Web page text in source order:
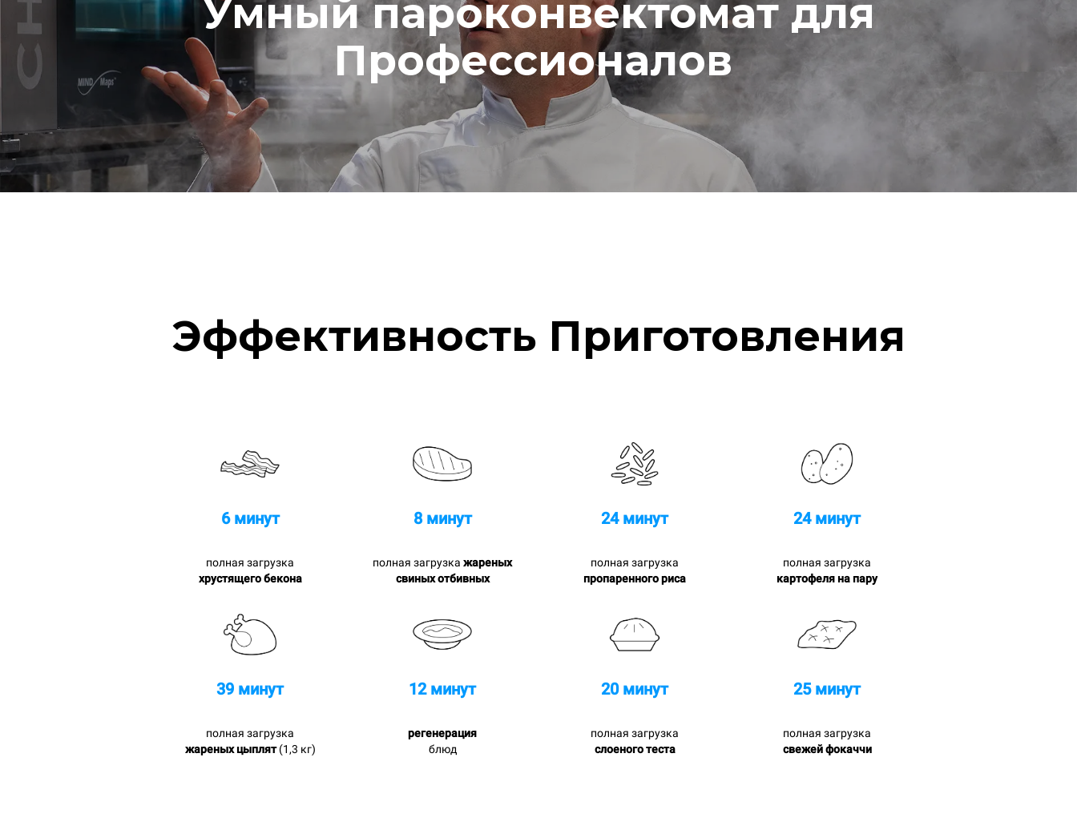
Умный пароконвектомат для
Профессионалов
Эффективность Приготовления
6 минут
полная загрузка
хрустящего бекона
8 минут
полная загрузка жареных
свиных отбивных
24 минут
полная загрузка
пропаренного риса
24 минут
полная загрузка
картофеля на пару
39 минут
полная загрузка
жареных цыплят(1,3 кг)
12 минут
регенерация
блюд
20 минут
полная загрузка
слоеного теста
25 минут
полная загрузка
свежей фокаччи